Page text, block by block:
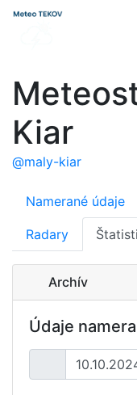
Kiar
@maly-kiar
Namerané údaje
Radary
Archív
Údaje